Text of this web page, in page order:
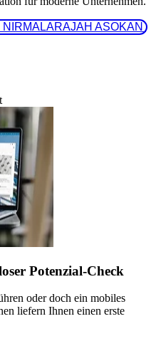
NIRMALARAJAH ASOKAN
Potenzial-Check
oder doch ein mobiles
liefern Ihnen einen erste